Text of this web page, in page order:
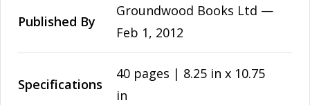
Published By
Groundwood Books Ltd —
Feb 1, 2012
Specifications
40 pages | 8.25 in x 10.75
in